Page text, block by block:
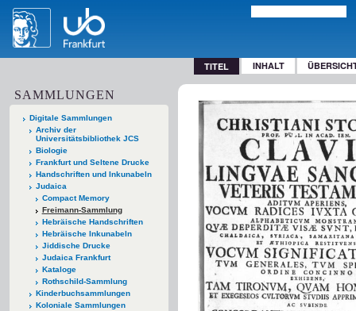
TITEL INHALT
SAMMLUNGEN
Digitale Sammlungen
Archiv der
Universitätsbibliothek JCS
Biologie
Frankfurt und Seltene Drucke
Handschriften und Inkunabeln
Judaica
Compact Memory
Freimann-Sammlung
Hebräische Handschriften
Hebräische Inkunabeln
Jiddische Drucke
Judaica Frankfurt
Kataloge
Rothschild-Sammlung
Kinderbuchsammlungen
Koloniale Sammlungen